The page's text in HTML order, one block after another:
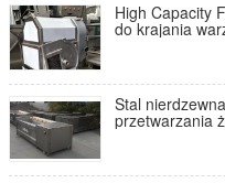
High Capacity
do krajania
Stal
przetwarzania